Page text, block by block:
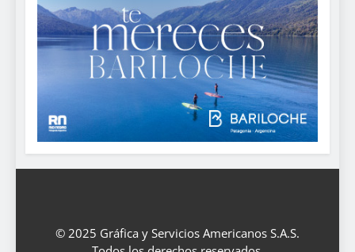
© 2025 Gráfica y Servicios Americanos S.A.S.